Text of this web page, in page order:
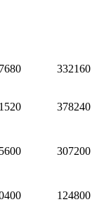
332160
378240
307200
124800